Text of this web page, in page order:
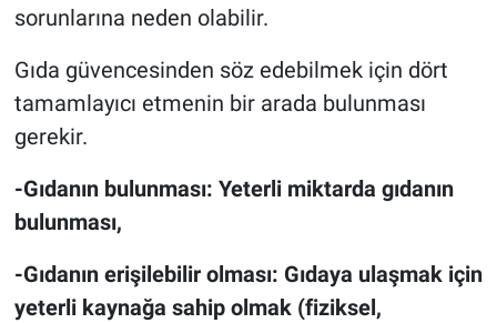
sorunlarına neden olabilir.
Gıda güvencesinden söz edebilmek için dört
tamamlayıcı etmenin bir arada bulunması
gerekir.
-Gıdanın bulunması: Yeterli miktarda gıdanın
bulunması,
-Gıdanın erişilebilir olması: Gıdaya ulaşmak için
yeterli kaynağa sahip olmak (fiziksel,